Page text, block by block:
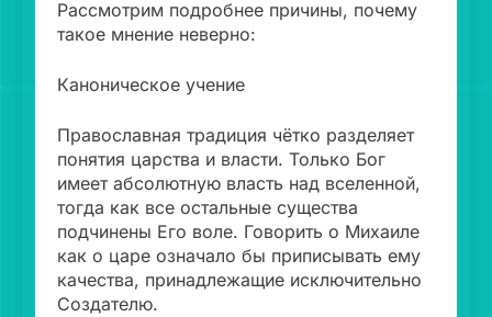
Рассмотрим подробнее причины, почему
такое мнение неверно:
Каноническое учение
Православная традиция чётко разделяет
понятия царства и власти. Только Бог
имеет абсолютную власть над вселенной,
тогда как все остальные существа
подчинены Его воле. Говорить о Михаиле
как о царе означало бы приписывать ему
качества, принадлежащие исключительно
Создателю.